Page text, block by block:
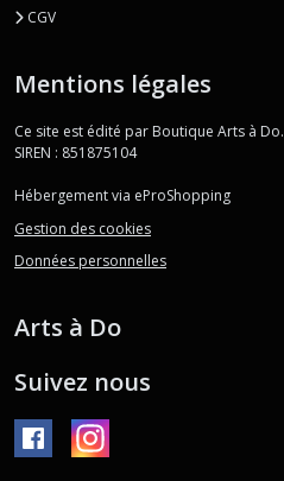
CGV
Mentions légales
Ce site est édité par Boutique Arts à Do.
SIREN : 851875104
Hébergement via eProShopping
Gestion des cookies
Données personnelles
Arts à Do
Suivez nous